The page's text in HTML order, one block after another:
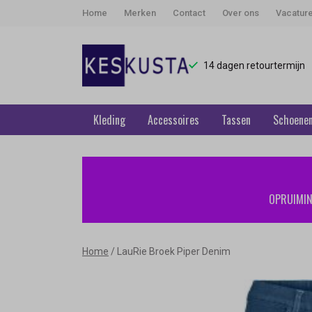
Home Merken Contact Over ons
14 dagen retourtermijn
Kleding Accessoires Tassen Schoenen
LauRie
Home LauRie Broek Piper Denim